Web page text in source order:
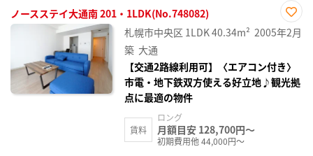
ノースステイ大通南 201・1LDK(No.748082)
お気
に入
札幌市中央区 1LDK40.34m² 2005年2月
築 大通
【交通2路線利用可】〈エアコン付き〉
市電・地下鉄双方使える好立地♪観光拠
点に最適の物件
賃料
ロング
月額目安 128,700円～
初期費用他 44,000円～